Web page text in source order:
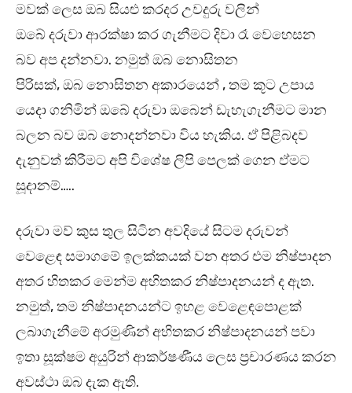
මවක් ලෙස ඔබ සියළු කරදර උවදුරු වලින්
ඔබේ දරුවා ආරක්ෂා කර ගැනීමට දිවා රෑ වෙහෙසන
බව අප දන්නවා. නමුත් ඔබ නොසිතන
පිරිසක්, ඔබ නොසිතන අකාරයෙන් , තම කූට උපාය
යෙදා ගනිමින් ඔබේ දරුවා ඔබෙන් ඩැහැගැනීමට මාන
බලන බව ඔබ නොදන්නවා විය හැකිය‍. ඵ් පිළිබදව
දැනුවත් කිරීමට අපි විශේෂ ලිපි පෙලක් ගෙන ඵ්මට
සූදානම්…..
දරුවා මව් කුස තුල සිටින අවදියේ සිටම දරුවන්
වෙළෙඳ සමාගමේ ඉලක්කයක් වන අතර එම නිෂ්පාදන
අතර හිතකර මෙන්ම අහිතකර නිෂ්පාදනයන් ද ඇත.
නමුත්, තම නිෂ්පාදනයන්ට ඉහළ වෙළෙඳපොළක්
ලබාගැනීමේ අරමුණින් අහිතකර නිෂ්පාදනයන් පවා
ඉතා සූක්ෂම අයුරින් ආකර්ෂණීය ලෙස ප‍්‍රචාරණය කරන
අවස්ථා ඔබ දැක ඇති.